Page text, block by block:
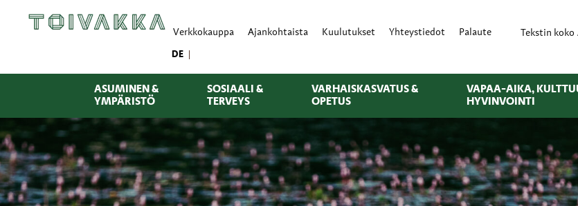
Verkkokauppa Ajankohtaista Kuulutukset Yhteystiedot Palaute Tekstin koko
DE
ASUMINEN &
YMPÄRISTÖ
SOSIAALI &
TERVEYS
VARHAISKASVATUS &
OPETUS
VAPAA-AIKA,
HYVINVOINTI